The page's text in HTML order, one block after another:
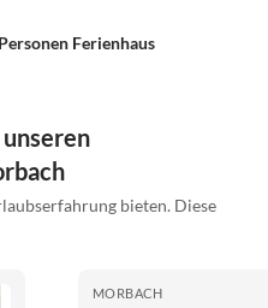
Ferienhaus
bieten. Diese
MORBACH